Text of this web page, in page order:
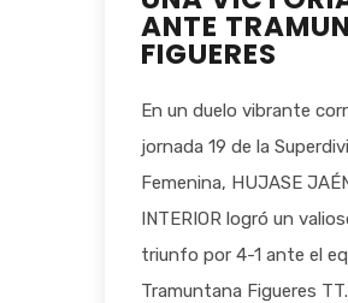
ANTE
FIGUERES
En un duelo vibrante
jornada 19 de la
Femenina, HUJASE
INTERIOR logró un
triunfo por 4-1 ante el
Tramuntana Figueres TT.